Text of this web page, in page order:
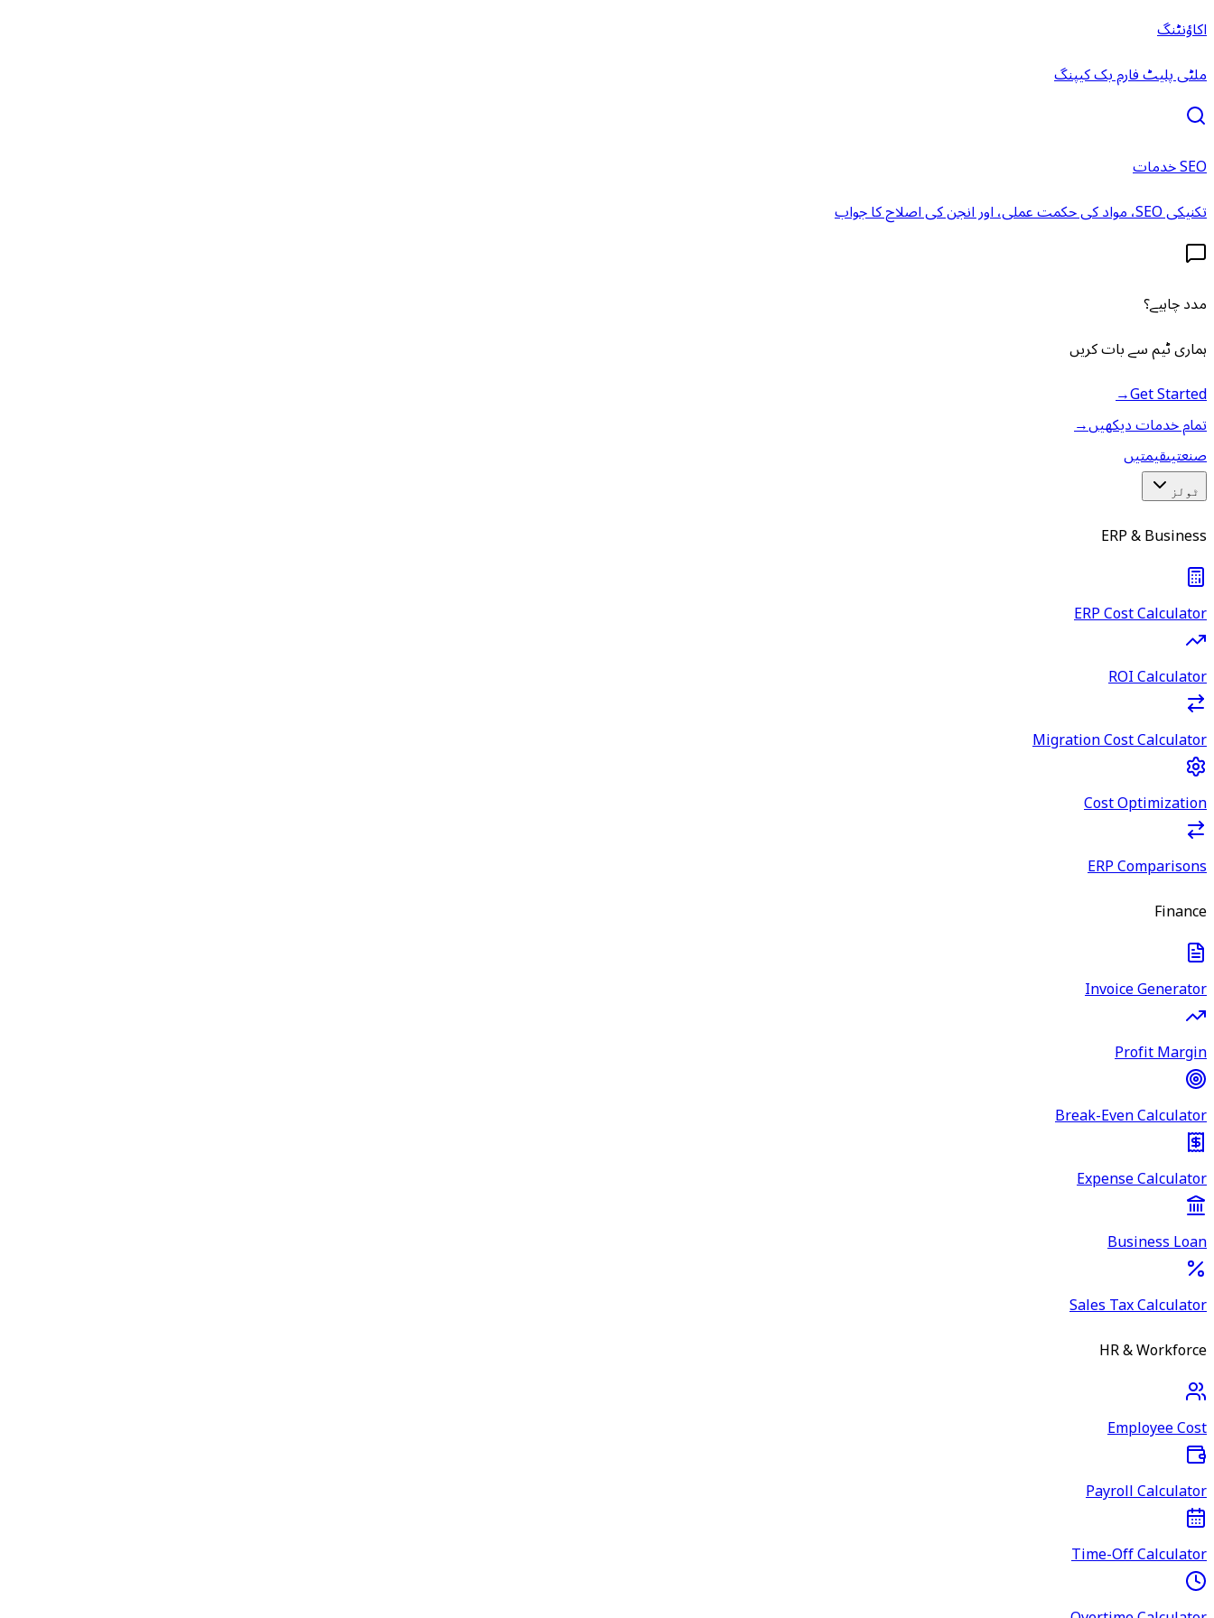
اکاؤنٹنگ
ملٹی پلیٹ فارم بک کیپنگ
SEO خدمات
تکنیکی SEO، مواد کی حکمت عملی، اور انجن کی اصلاح کا جواب
مدد چاہیے؟
ہماری ٹیم سے بات کریں
Get Started
→
تمام خدمات دیکھیں→
صنعتیںقیمتیں
ٹولز
ERP & Business
ERP Cost Calculator
ROI Calculator
Migration Cost Calculator
Cost Optimization
ERP Comparisons
Finance
Invoice Generator
Profit Margin
Break-Even Calculator
Expense Calculator
Business Loan
Sales Tax Calculator
HR & Workforce
Employee Cost
Payroll Calculator
Time-Off Calculator